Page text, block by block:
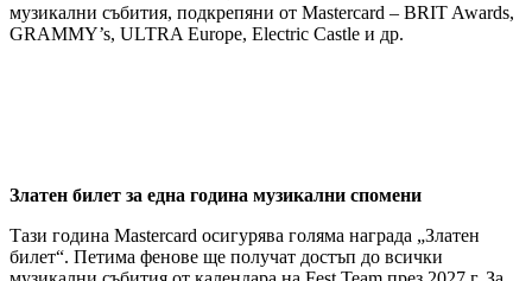
музикални събития, подкрепяни от Mastercard – BRIT Awards,
GRAMMY’s, ULTRA Europe, Electric Castle и др.
Златен билет за една година музикални спомени
Тази година Mastercard осигурява голяма награда „Златен
билет“. Петима фенове ще получат достъп до всички